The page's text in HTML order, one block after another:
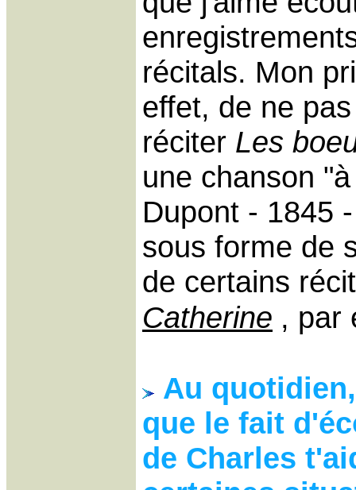
récitals. Mon
effet, de ne
réciter Les
une chanson
Dupont - 1845
sous forme de
de certains
Catherine , par
Au
que le fait
de Charles